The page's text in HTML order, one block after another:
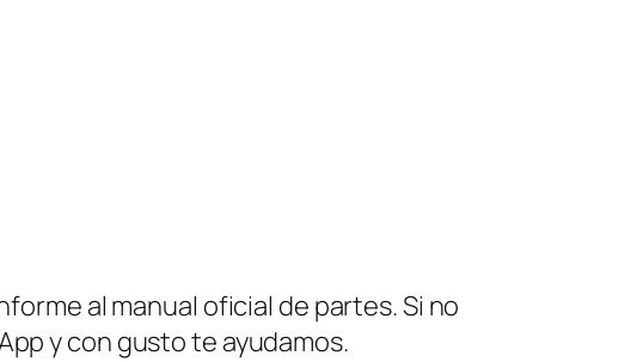
al manual oficial de partes. Si no
y con gusto te ayudamos.